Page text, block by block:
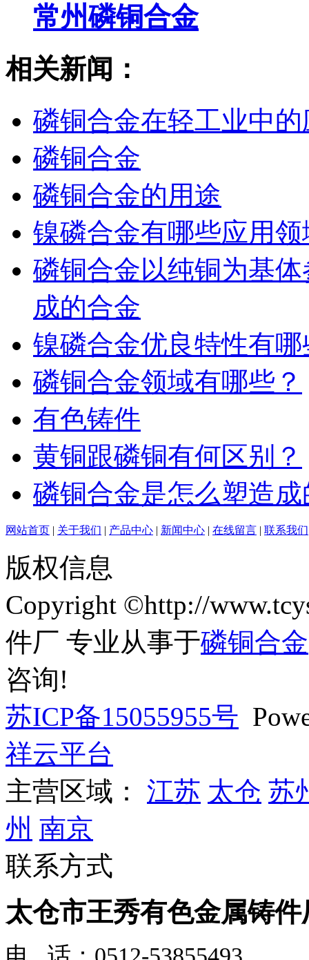
常州磷铜合金
相关新闻：
磷铜合金在轻工业中的
磷铜合金
磷铜合金的用途
镍磷合金有哪些应用领
磷铜合金以纯铜为基
成的合金
镍磷合金优良特性有哪
磷铜合金领域有哪些？
有色铸件
黄铜跟磷铜有何区别？
磷铜合金是怎么塑造成
网站首页 关于我们 产品中心 新闻中心 在线留言 联系我们
版权信息
Copyright ©http://
件厂 专业从事于磷铜合金
咨询!
苏ICP备15055955号
祥云平台
主营区域： 江苏 太仓 苏
州 南京
联系方式
太仓市王秀有色金属铸件